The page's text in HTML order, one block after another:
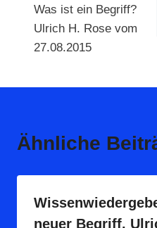
Was ist ein Begriff?
Ulrich H. Rose vom
27.08.2015
Ähnliche
neuer Begriff.